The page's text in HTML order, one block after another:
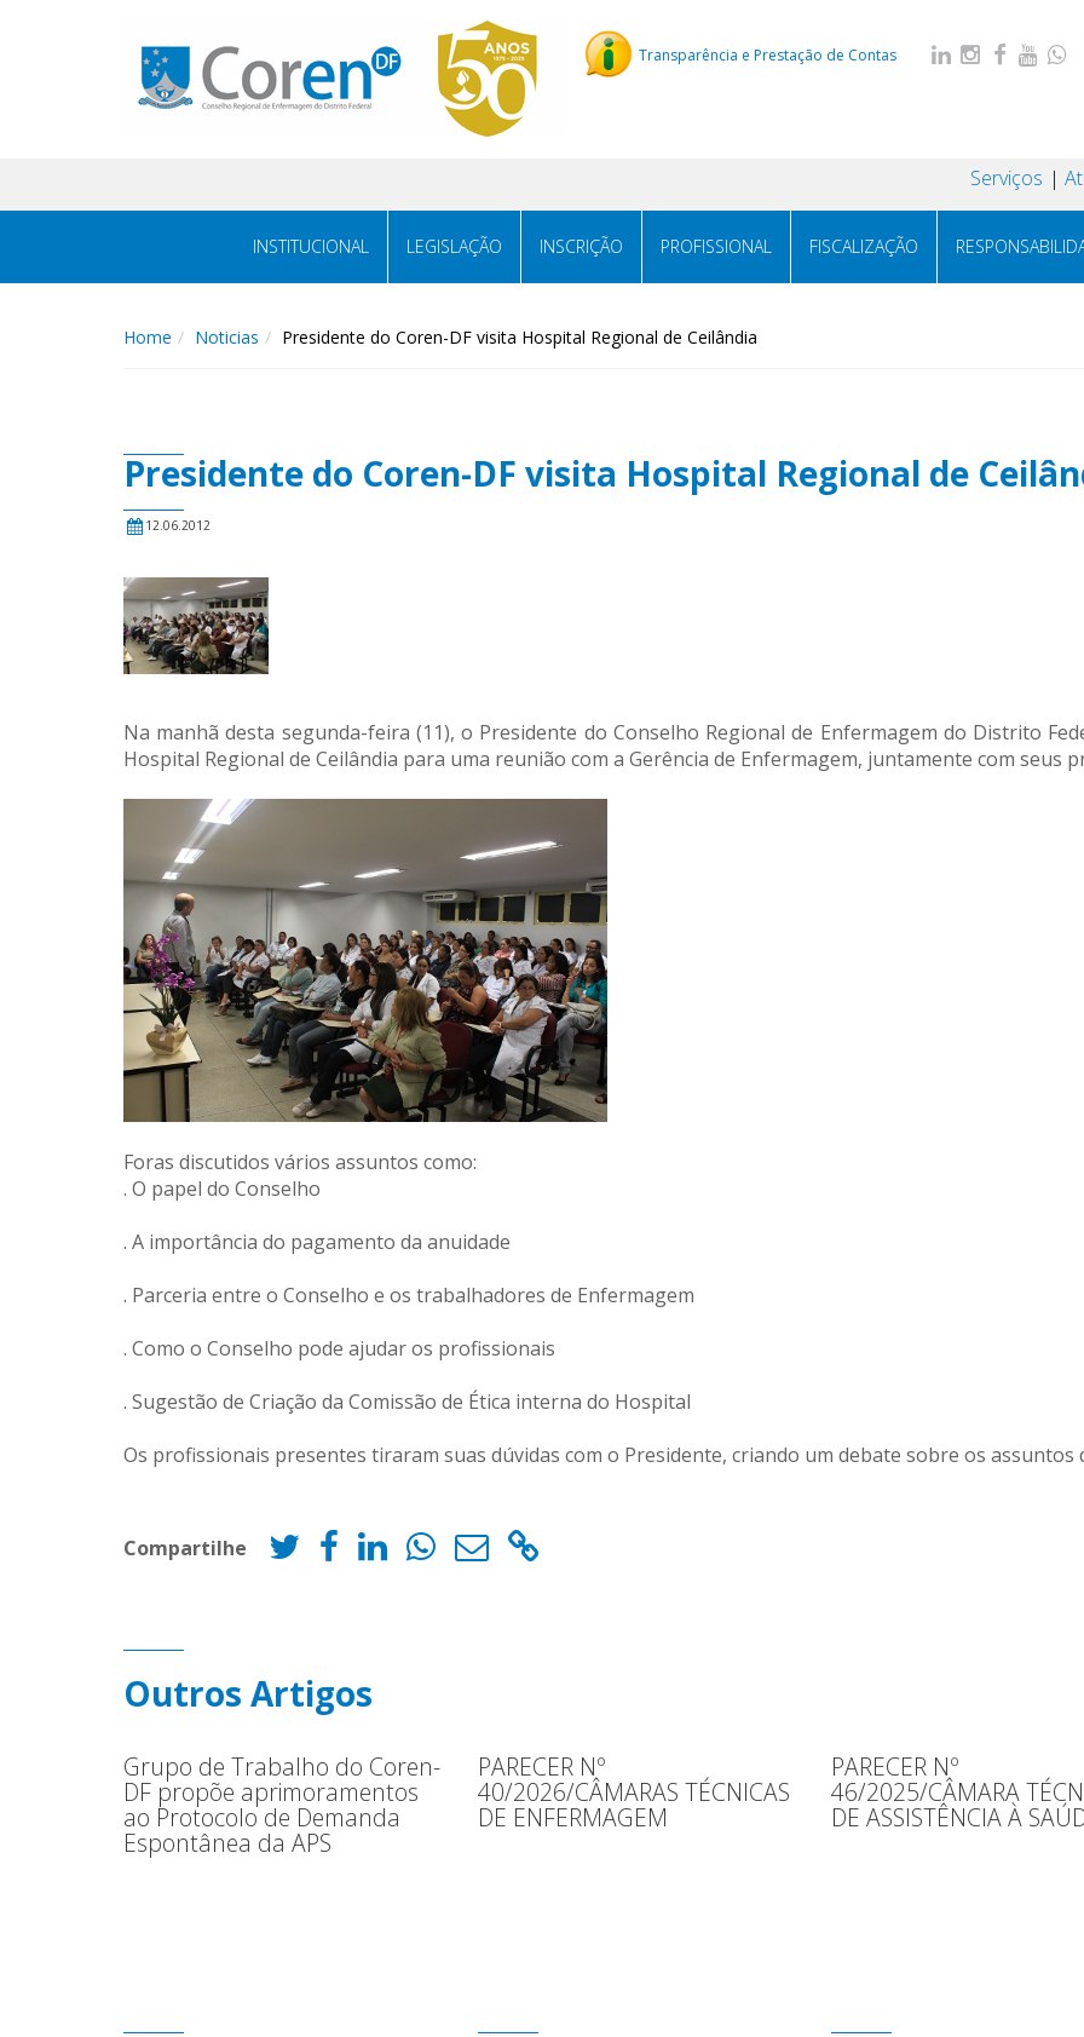
Transparência e Prestação de Contas
Serviços
INSTITUCIONAL LEGISLAÇÃO INSCRIÇÃO PROFISSIONAL FISCALIZAÇÃO
Home Noticias Presidente do Coren-DF visita Hospital Regional de Ceilândia
Presidente do Coren-DF visita Hospital Regional de
12.06.2012
Na manhã desta segunda-feira (11), o Presidente do Conselho Regional de Enfermagem do Distrito
Hospital Regional de Ceilândia para uma reunião com a Gerência de Enfermagem, juntamente com seus
Foras discutidos vários assuntos como:
. O papel do Conselho
. A importância do pagamento da anuidade
. Parceria entre o Conselho e os trabalhadores de Enfermagem
. Como o Conselho pode ajudar os profissionais
. Sugestão de Criação da Comissão de Ética interna do Hospital
Os profissionais presentes tiraram suas dúvidas com o Presidente, criando um debate sobre os assuntos
Compartilhe
Outros Artigos
Grupo de Trabalho do Coren-
DF propõe aprimoramentos
ao Protocolo de Demanda
Espontânea da APS
PARECER Nº
40/2026/CÂMARAS TÉCNICAS
DE ENFERMAGEM
PARECER Nº
46/2025/CÂMARA
DE ASSISTÊNCIA À